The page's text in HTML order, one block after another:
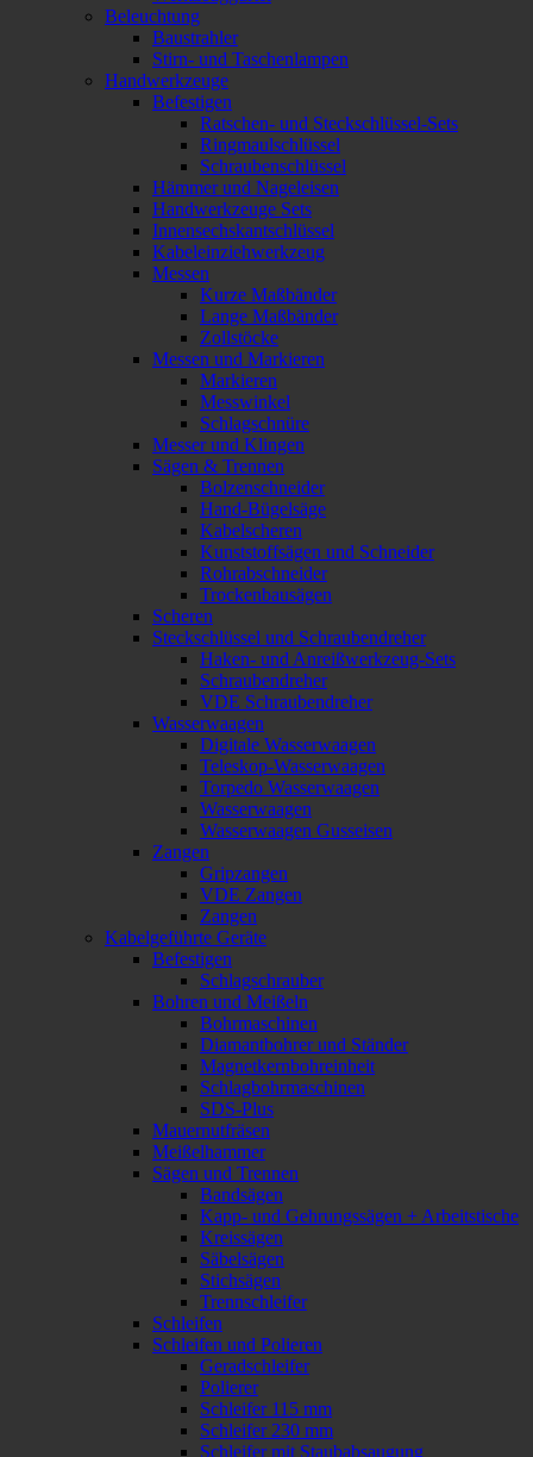
Beleuchtung
Baustrahler
Stirn- und Taschenlampen
Handwerkzeuge
Befestigen
Ratschen- und Steckschlüssel-Sets
Ringmaulschlüssel
Schraubenschlüssel
Hämmer und Nageleisen
Handwerkzeuge Sets
Innensechskantschlüssel
Kabeleinziehwerkzeug
Messen
Kurze Maßbänder
Lange Maßbänder
Zollstöcke
Messen und Markieren
Markieren
Messwinkel
Schlagschnüre
Messer und Klingen
Sägen & Trennen
Bolzenschneider
Hand-Bügelsäge
Kabelscheren
Kunststoffsägen und Schneider
Rohrabschneider
Trockenbausägen
Scheren
Steckschlüssel und Schraubendreher
Haken- und Anreißwerkzeug-Sets
Schraubendreher
VDE Schraubendreher
Wasserwaagen
Digitale Wasserwaagen
Teleskop-Wasserwaagen
Torpedo Wasserwaagen
Wasserwaagen
Wasserwaagen Gusseisen
Zangen
Gripzangen
VDE Zangen
Zangen
Kabelgeführte Geräte
Befestigen
Schlagschrauber
Bohren und Meißeln
Bohrmaschinen
Diamantbohrer und Ständer
Magnetkernbohreinheit
Schlagbohrmaschinen
SDS-Plus
Mauernutfräsen
Meißelhammer
Sägen und Trennen
Bandsägen
Kapp- und Gehrungssägen + Arbeitstische
Kreissägen
Säbelsägen
Stichsägen
Trennschleifer
Schleifen
Schleifen und Polieren
Geradschleifer
Polierer
Schleifer 115 mm
Schleifer 230 mm
Schleifer mit Staubabsaugung